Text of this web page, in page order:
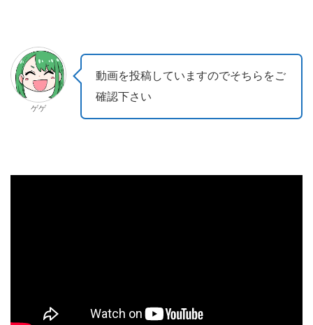
ゲゲ
動画を投稿していますのでそちらをご
確認下さい